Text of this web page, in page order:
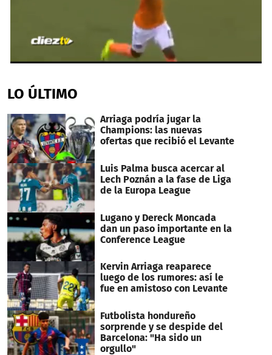
of
56
LO ÚLTIMO
Arriaga podría jugar la
Champions: las nuevas
ofertas que recibió el Levante
Luis Palma busca acercar al
Lech Poznán a la fase de Liga
de la Europa League
Lugano y Dereck Moncada
dan un paso importante en la
Conference League
Kervin Arriaga reaparece
luego de los rumores: así le
fue en amistoso con Levante
Futbolista hondureño
sorprende y se despide del
Barcelona: "Ha sido un
orgullo"